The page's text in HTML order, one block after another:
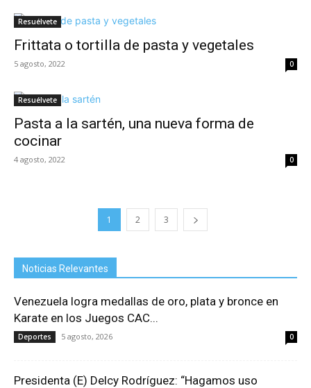
Resuélvete
Frittata o tortilla de pasta y vegetales
5 agosto, 2022 0
Resuélvete
Pasta a la sartén, una nueva forma de
cocinar
4 agosto, 2022 0
1 2 3
Noticias Relevantes
Venezuela logra medallas de oro, plata y bronce en
Karate en los Juegos CAC...
Deportes 5 agosto, 2026 0
Presidenta (E) Delcy Rodríguez: “Hagamos uso